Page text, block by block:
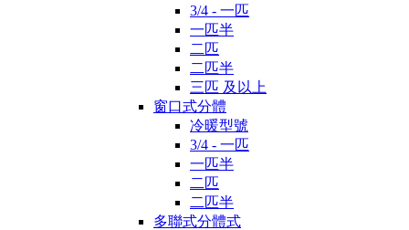
3/4 - 一匹
一匹半
二匹
二匹半
三匹 及以上
窗口式分體
冷暖型號
3/4 - 一匹
一匹半
二匹
二匹半
多聯式分體式